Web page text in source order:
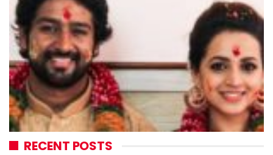
RECENT POSTS